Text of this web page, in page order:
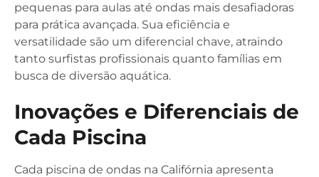
pequenas para aulas até ondas mais desafiadoras
para prática avançada. Sua eficiência e
versatilidade são um diferencial chave, atraindo
tanto surfistas profissionais quanto famílias em
busca de diversão aquática.
Inovações e Diferenciais de
Cada Piscina
Cada piscina de ondas na Califórnia apresenta